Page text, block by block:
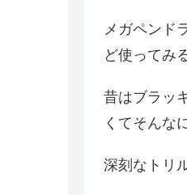
メガペンド
ど使ってみ
昔はブラッ
くてそんな
深刻なトリ